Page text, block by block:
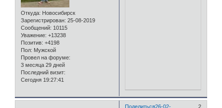
Откуда: Новосибирск
Зарегистрирован: 25-08-2019
Сообщений: 10115
Уважение: +13238
Позитив: +4198
Пол: Мужской
Провел на форуме:
3 месяца 29 дней
Последний визит:
Сегодня 19:27:41
Поделиться 2
26-02-